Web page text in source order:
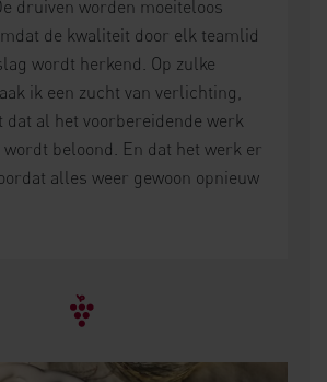
druiven worden moeiteloos
de kwaliteit door elk teamlid
wordt herkend. Op zulke
ik een zucht van verlichting,
dat al het voorbereidende werk
wordt beloond. En dat het werk er
alles weer gewoon opnieuw